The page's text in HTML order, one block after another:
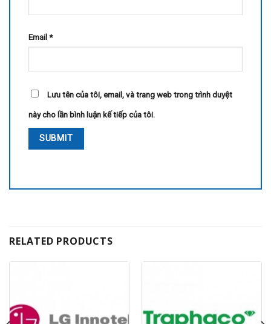
Email*
Lưu tên của tôi, email, và trang web trong trình duyệt
này cho lần bình luận kế tiếp của tôi.
RELATED PRODUCTS